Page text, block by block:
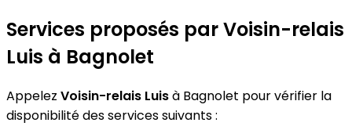
Services proposés par Voisin-relais
Luis à Bagnolet
Appelez Voisin-relais Luisà Bagnolet pour vérifier la
disponibilité des services suivants :